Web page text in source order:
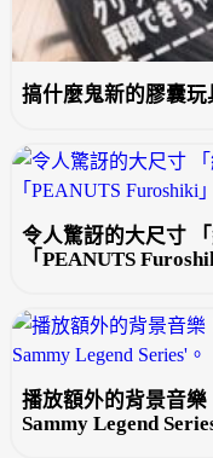
搞什麼鬼新的膠囊玩
令人驚訝的大尺寸
「PEANUTS
播放額外的背景音樂
Sammy Legend